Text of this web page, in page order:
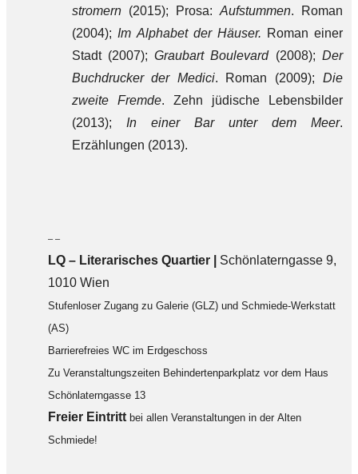
stromern(2015); Prosa: Aufstummen. Roman
(2004); Im Alphabet der Häuser. Roman einer
Stadt (2007); Graubart Boulevard (2008); Der
Buchdrucker der Medici. Roman (2009); Die
zweite Fremde. Zehn jüdische Lebensbilder
(2013); In einer Bar unter dem Meer.
Erzählungen (2013).
– –
LQ –Literarisches Quartier | Schönlaterngasse 9,
1010 Wien
Stufenloser Zugang zu Galerie (GLZ) und Schmiede-Werkstatt
(AS)
Barrierefreies WC im Erdgeschoss
Zu Veranstaltungszeiten Behindertenparkplatz vor dem Haus
Schönlaterngasse 13
Freier Eintritt bei allen Veranstaltungen in der Alten
Schmiede!